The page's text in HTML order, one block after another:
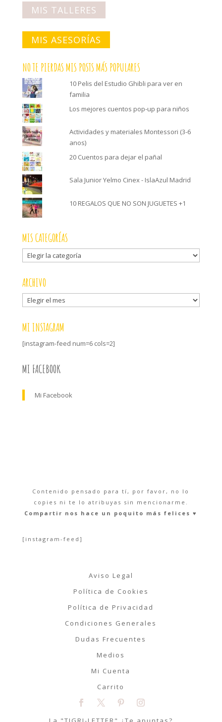
MIS TALLERES
MIS ASESORÍAS
NO TE PIERDAS MIS POSTS MÁS POPULARES
10 Pelis del Estudio Ghibli para ver en
familia
Los mejores cuentos pop-up para niños
Actividades y materiales Montessori (3-6
anos)
20 Cuentos para dejar el pañal
Sala Junior Yelmo Cinex - IslaAzul Madrid
10 REGALOS QUE NO SON JUGUETES +1
MIS CATEGORÍAS
Mis
categorías
ARCHIVO
Archivo
MI INSTAGRAM
[instagram-feed num=6 cols=2]
MI FACEBOOK
Mi Facebook
Contenido pensado para tí, por favor, no lo
copies ni te lo atribuyas sin mencionarme.
Compartir nos hace un poquito más felices ♥︎
[instagram-feed]
Aviso Legal
Política de Cookies
Política de Privacidad
Condiciones Generales
Dudas Frecuentes
Medios
Mi Cuenta
Carrito